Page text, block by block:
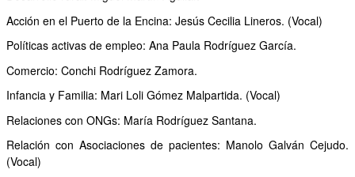
Acción en el Puerto de la Encina: Jesús Cecilia Lineros. (Vocal)
Políticas activas de empleo: Ana Paula Rodríguez García.
Comercio: Conchi Rodríguez Zamora.
Infancia y Familia: Mari Loli Gómez Malpartida. (Vocal)
Relaciones con ONGs: María Rodríguez Santana.
Relación con Asociaciones de pacientes: Manolo Galván Cejudo.
(Vocal)